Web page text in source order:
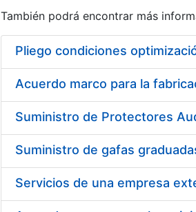
Mostrar/Ocultar
También podrá encontrar más
Pliego condiciones
Acuerdo marco para la